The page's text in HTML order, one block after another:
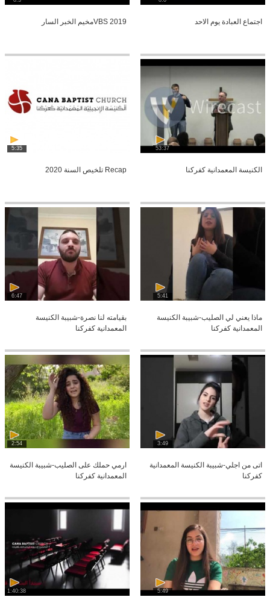
اجتماع العبادة يوم الاحد VBS 2019مخيم الخبر السار
53:37
الكنيسة المعمدانية كفركنا
5:35
Recap تلخيص السنة 2020
5:41
ماذا يعني لي الصليب-شبيبة الكنيسة
المعمدانية كفركنا
6:47
بقيامته لنا نصرة-شبيبة الكنيسة
المعمدانية كفركنا
3:49
اتى من اجلي-شبيبة الكنيسة المعمدانية
كفركنا
2:54
ارمي حملك على الصليب-شبيبة الكنيسة
المعمدانية كفركنا
5:49
1:40:38